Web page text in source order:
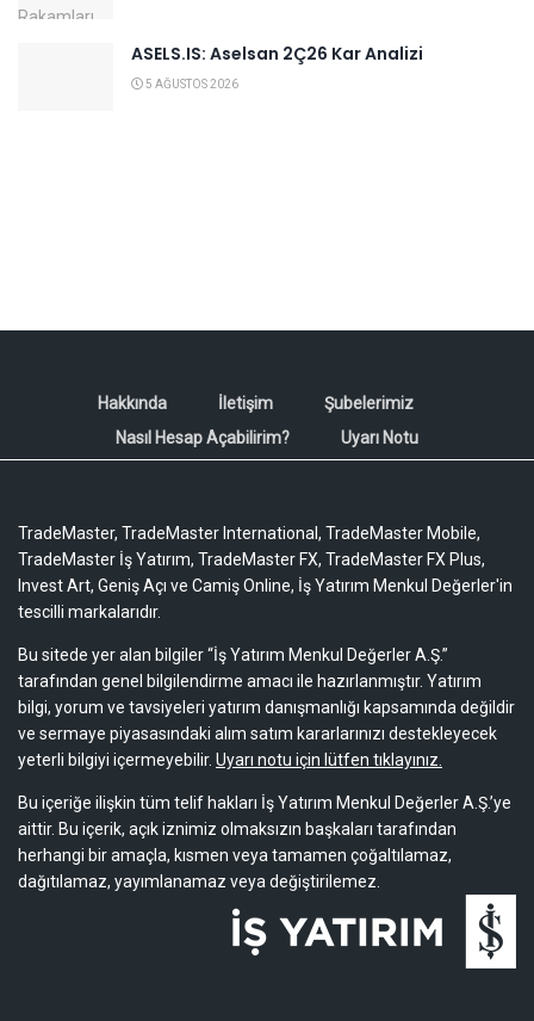
ASELS.IS: Aselsan 2Ç26 Kar Analizi
5 AĞUSTOS 2026
Hakkında İletişim
Şubelerimiz
Nasıl Hesap Açabilirim?
Uyarı Notu
TradeMaster, TradeMaster International, TradeMaster Mobile,
TradeMaster İş Yatırım, TradeMaster FX, TradeMaster FX Plus,
Invest Art, Geniş Açı ve Camiş Online, İş Yatırım Menkul Değerler'in
tescilli markalarıdır.
Bu sitede yer alan bilgiler “İş Yatırım Menkul Değerler A.Ş.”
tarafından genel bilgilendirme amacı ile hazırlanmıştır. Yatırım
bilgi, yorum ve tavsiyeleri yatırım danışmanlığı kapsamında değildir
ve sermaye piyasasındaki alım satım kararlarınızı destekleyecek
yeterli bilgiyi içermeyebilir. Uyarı notu için lütfen tıklayınız.
Bu içeriğe ilişkin tüm telif hakları İş Yatırım Menkul Değerler A.Ş.’ye
aittir. Bu içerik, açık iznimiz olmaksızın başkaları tarafından
herhangi bir amaçla, kısmen veya tamamen çoğaltılamaz,
dağıtılamaz, yayımlanamaz veya değiştirilemez.